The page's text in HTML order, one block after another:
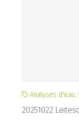
Analyses d'eau,
20251022